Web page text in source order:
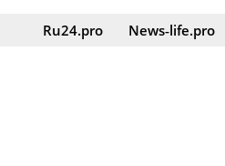
Ru24.pro News‑life.pro